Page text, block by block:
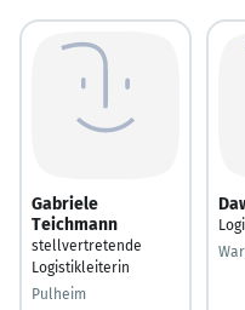
Gabriele
Teichmann
stellvertretende
Logistikleiterin
Pulheim